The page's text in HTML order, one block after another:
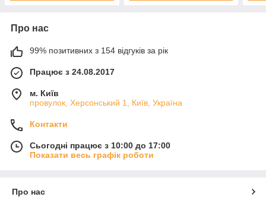
Про нас
99% позитивних з 154 відгуків за рік
Працює з 24.08.2017
м. Київ
провулок, Херсонський 1, Київ, Україна
Контакти
Сьогодні працює з 10:00 до 17:00
Показати весь графік роботи
Про нас